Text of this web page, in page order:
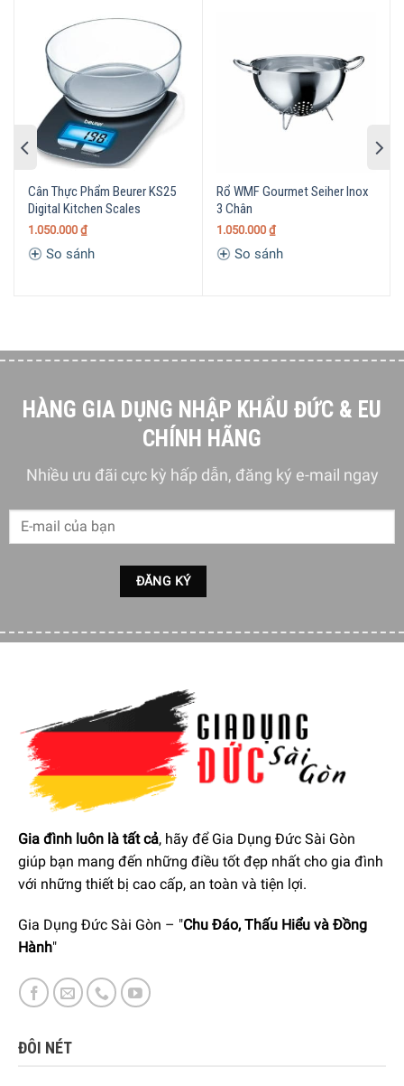
chế biến thức ăn cho người thân và gia đình.
Sản phẩm muôi thủng Roesle được thiết kế với chiều dài
10, 12cm vừa phải với tầm thao tác của người sử dụng.
Tay cầm vừa vặn với tay người sử dụng, đem lại cảm giác
cầm nắm tốt. Phần trung tâm muôi được làm phẳng, dẹp
rửa bát để vệ sinh vì sản phẩm này an toàn với máy rửa
lên một góc nhỏ của bếp rất tiện lợi và không chiếm nhiều
không gian, diện tích.
Để đặt mua sản phẩm, Quý khách hàng vui lòng liên hệ:
Cân Thực Phẩm Beurer KS25
Digital Kitchen Scales
1.050.000 ₫
So sánh
Rổ WMF Gourmet Seiher Inox
3 Chân
1.050.000 ₫
So sánh
HÀNG GIA DỤNG NHẬP KHẨU ĐỨC & EU
CHÍNH HÃNG
Nhiều ưu đãi cực kỳ hấp dẫn, đăng ký e-mail ngay
Gia đình luôn là tất cả, hãy để Gia Dụng Đức Sài Gòn
giúp bạn mang đến những điều tốt đẹp nhất cho gia đình
với những thiết bị cao cấp, an toàn và tiện lợi.
Gia Dụng Đức Sài Gòn – "Chu Đáo, Thấu Hiểu và Đồng
Hành"
ĐÔI NÉT